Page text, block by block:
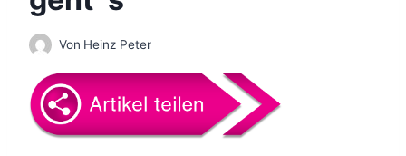
Von Heinz Peter